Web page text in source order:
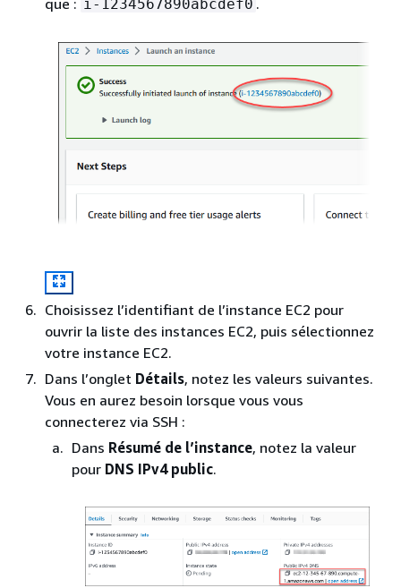
i-1234567890abcdef0
Choisissez l’identifiant de l’instance EC2 pour
ouvrir la liste des instances EC2, puis sélectionnez
votre instance EC2.
Dans l’onglet Détails, notez les valeurs suivantes.
Vous en aurez besoin lorsque vous vous
connecterez via SSH :
Dans Résumé de l’instance, notez la valeur
pour DNS IPv4 public.